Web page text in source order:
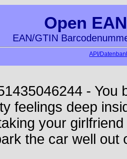
Open
EAN/GTIN
API/
- You
feelings deep
your
the car well out